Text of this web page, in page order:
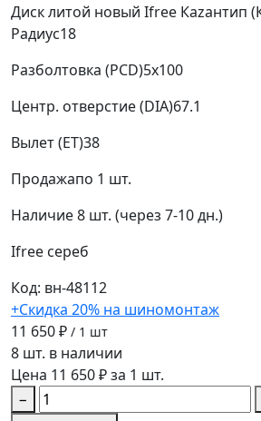
Диск литой новый Ifree Каzантип
Радиус18
Разболтовка (PCD)5x100
Центр. отверстие (DIA)67.1
Вылет (ET)38
Продажапо 1 шт.
Наличие8 шт. (через 7-10 дн.)
Ifree сереб
Код: вн-48112
+Скидка 20% на шиномонтаж
11 650 ₽ / 1 шт
8 шт. в наличии
Цена 11 650 ₽ за 1 шт.
−